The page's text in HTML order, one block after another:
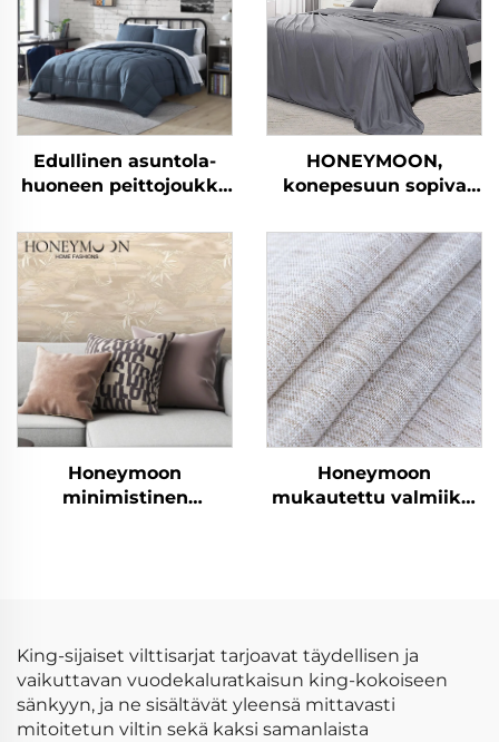
Edullinen asuntola-
huoneen peittojoukko
makuuhuonekäyttöön
HONEYMOON,
konepesuun sopiva
100 % bambua,
silkkipinta, viileä ja
pehmeä, kuningatar
kokoinen suunniteltu
vuodeseitsijoukko
Honeymoon
minimistinen
Honeymoon
mukautettu valmiiksi
King-sijaiset vilttisarjat tarjoavat täydellisen ja
vaikuttavan vuodekaluratkaisun king-kokoiseen
sänkyyn, ja ne sisältävät yleensä mittavasti
mitoitetun viltin sekä kaksi samanlaista